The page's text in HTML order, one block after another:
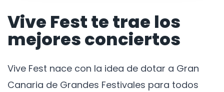
Vive Fest te trae los
mejores conciertos
Vive Fest nace con la idea de dotar a Gran
Canaria de Grandes Festivales para todos